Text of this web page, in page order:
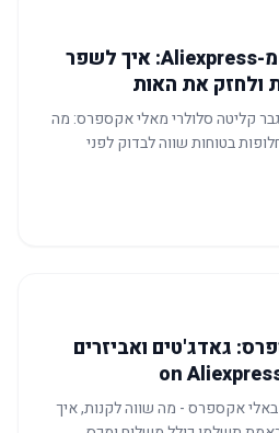
מגבר קליטה סלולרי מ-Aliexpress: איך לשפר
ולחזק את האות
קליטה סלולרי מאלי אקספרס: מה
בטוחות שווה לבדוק לפני
גאדג'טים ואביזרים
באלי אקספרס - מה שווה לקנות, איך